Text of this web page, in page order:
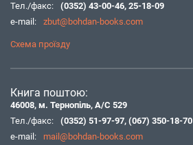
Тел./факс:
(0352) 43-00-46, 25-18-09
e-mail:
zbut@bohdan-books.com
Схема проїзду
Книга поштою:
46008, м. Тернопіль, А/С 529
Тел./факс:
(0352) 51-97-97, (067) 350-18-70
e-mail:
mail@bohdan-books.com